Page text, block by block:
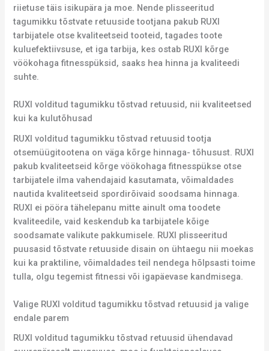
riietuse täis isikupära ja moe. Nende plisseeritud
tagumikku tõstvate retuuside tootjana pakub RUXI
tarbijatele otse kvaliteetseid tooteid, tagades toote
kuluefektiivsuse, et iga tarbija, kes ostab RUXI kõrge
vöökohaga fitnesspüksid, saaks hea hinna ja kvaliteedi
suhte.
RUXI volditud tagumikku tõstvad retuusid, nii kvaliteetsed
kui ka kulutõhusad
RUXI volditud tagumikku tõstvad retuusid tootja
otsemüügitootena on väga kõrge hinnaga- tõhusust. RUXI
pakub kvaliteetseid kõrge vöökohaga fitnesspükse otse
tarbijatele ilma vahendajaid kasutamata, võimaldades
nautida kvaliteetseid spordirõivaid soodsama hinnaga.
RUXI ei pööra tähelepanu mitte ainult oma toodete
kvaliteedile, vaid keskendub ka tarbijatele kõige
soodsamate valikute pakkumisele. RUXI plisseeritud
puusasid tõstvate retuuside disain on ühtaegu nii moekas
kui ka praktiline, võimaldades teil nendega hõlpsasti toime
tulla, olgu tegemist fitnessi või igapäevase kandmisega.
Valige RUXI volditud tagumikku tõstvad retuusid ja valige
endale parem
RUXI volditud tagumikku tõstvad retuusid ühendavad